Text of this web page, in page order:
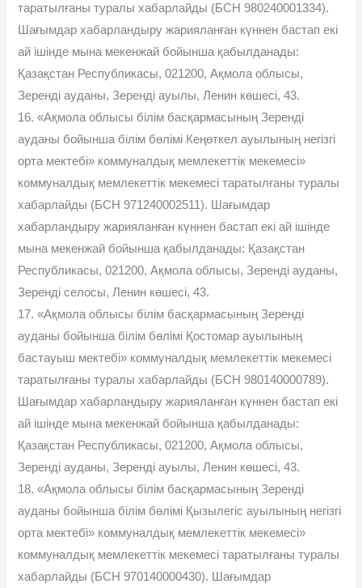
таратылғаны туралы хабарлайды (БСН 980240001334).
Шағымдар хабарландыру жарияланған күннен бастап екі
ай ішінде мына мекенжай бойынша қабылданады:
Қазақстан Республикасы, 021200, Ақмола облысы,
Зеренді ауданы, Зеренді ауылы, Ленин көшесі, 43.
16. «Ақмола облысы білім басқармасының Зеренді
ауданы бойынша білім бөлімі Кеңөткел ауылының негізгі
орта мектебі» коммуналдық мемлекеттік мекемесі»
коммуналдық мемлекеттік мекемесі таратылғаны туралы
хабарлайды (БСН 971240002511). Шағымдар
хабарландыру жарияланған күннен бастап екі ай ішінде
мына мекенжай бойынша қабылданады: Қазақстан
Республикасы, 021200, Ақмола облысы, Зеренді ауданы,
Зеренді селосы, Ленин көшесі, 43.
17. «Ақмола облысы білім басқармасының Зеренді
ауданы бойынша білім бөлімі Қостомар ауылының
бастауыш мектебі» коммуналдық мемлекеттік мекемесі
таратылғаны туралы хабарлайды (БСН 980140000789).
Шағымдар хабарландыру жарияланған күннен бастап екі
ай ішінде мына мекенжай бойынша қабылданады:
Қазақстан Республикасы, 021200, Ақмола облысы,
Зеренді ауданы, Зеренді ауылы, Ленин көшесі, 43.
18. «Ақмола облысы білім басқармасының Зеренді
ауданы бойынша білім бөлімі Қызылегіс ауылының негізгі
орта мектебі» коммуналдық мемлекеттік мекемесі»
коммуналдық мемлекеттік мекемесі таратылғаны туралы
хабарлайды (БСН 970140000430). Шағымдар